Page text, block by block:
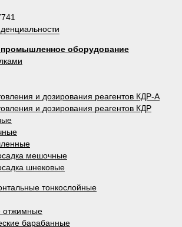
оборудование
и дозирования реагентов КДР-А
и дозирования реагентов КДР
мешочные
шнековые
тонкослойные
отжимные
барабанные